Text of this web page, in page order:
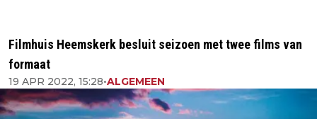
Filmhuis Heemskerk besluit seizoen met twee films van
formaat
19 APR 2022, 15:28•ALGEMEEN